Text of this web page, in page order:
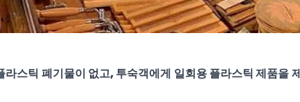
틱 폐기물이 없고, 투숙객에게 일회용 플라스틱 제품을